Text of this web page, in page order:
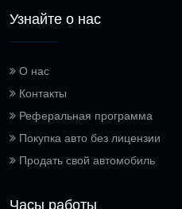
Узнайте о нас
О нас
Контакты
Реферальная программа
Покупка авто без лицензии
Продать свой автомобиль
Часы работы